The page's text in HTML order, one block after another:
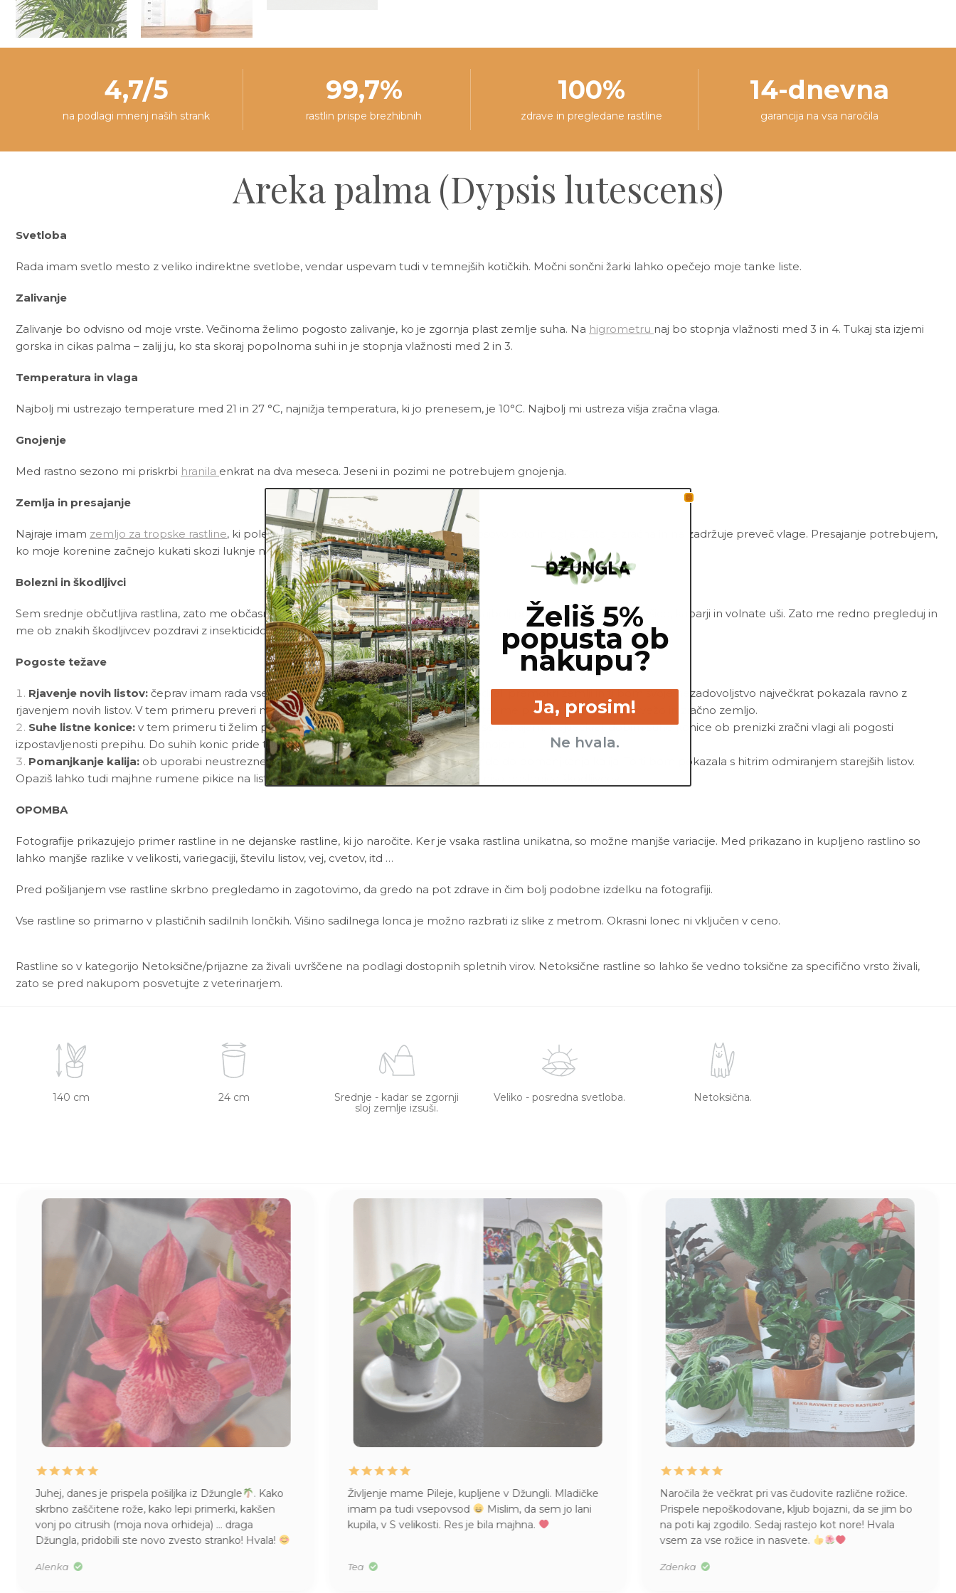
4,7/5
na podlagi mnenj naših strank
99,7%
rastlin prispe brezhibnih
100%
zdrave in pregledane rastline
14-dnevna
garancija na vsa naročila
Areka palma (Dypsis lutescens)
Svetloba
Rada imam svetlo mesto z veliko indirektne svetlobe, vendar uspevam tudi v temnejših kotičkih. Močni sončni žarki lahko opečejo moje tanke liste.
Zalivanje
Zalivanje bo odvisno od moje vrste. Večinoma želimo pogosto zalivanje, ko je zgornja plast zemlje suha. Na higrometru naj bo stopnja vlažnosti med 3 in 4. Tukaj sta izjemi
gorska in cikas palma – zalij ju, ko sta skoraj popolnoma suhi in je stopnja vlažnosti med 2 in 3.
Temperatura in vlaga
Najbolj mi ustrezajo temperature med 21 in 27 °C, najnižja temperatura, ki jo prenesem, je 10°C. Najbolj mi ustreza višja zračna vlaga.
Gnojenje
Med rastno sezono mi priskrbi hranila enkrat na dva meseca. Jeseni in pozimi ne potrebujem gnojenja.
Zemlja in presajanje
Najraje imam zemljo za tropske rastline, ki poleg črne šote vsebuje še perlit, lubje, kokosovo šoto in oglje. Zato je zračna in ne zadržuje preveč vlage. Presajanje potrebujem,
ko moje korenine začnejo kukati skozi luknje na dnu lonca.
Bolezni in škodljivci
Sem srednje občutljiva rastlina, zato me občasno lahko napadejo bolezni in škodljivci. Najbolj pogosto me napadejo pršice, kaparji in volnate uši. Zato me redno pregleduj in
me ob znakih škodljivcev pozdravi z insekticidom ali mešanicoNeem tonikain vode.
Pogoste težave
Rjavenje novih listov: čeprav imam rada vseskozi vlažno zemljo, ne maram stati v vodi ali premokri zemlji in ti bom svoje nezadovoljstvo največkrat pokazala ravno z
rjavenjem novih listov. V tem primeru preveri moje korenine in poreži vse nagnite dele ter me presadi v popolnima svežo in zračno zemljo.
Suhe listne konice: v tem primeru ti želim povedati, da mi ne odgovarja mesto, kjer se nahajam. Največkrat dobim suhe konice ob prenizki zračni vlagi ali pogosti
izpostavljenosti prepihu. Do suhih konic pride tudi pri prekomernem ali neustreznem gnojenju.
Pomanjkanje kalija: ob uporabi neustreznega gnojila ali odsotnosti gnojenja hitro pride do pomanjkanja kalija. To ti bom pokazala s hitrim odmiranjem starejših listov.
Opaziš lahko tudi majhne rumene pikice na listih, vendar se vedno najprej prepričaj, da niso posledica škodljivcev.
OPOMBA
Fotografije prikazujejo primer rastline in ne dejanske rastline, ki jo naročite. Ker je vsaka rastlina unikatna, so možne manjše variacije. Med prikazano in kupljeno rastlino so
lahko manjše razlike v velikosti, variegaciji, številu listov, vej, cvetov, itd …
Pred pošiljanjem vse rastline skrbno pregledamo in zagotovimo, da gredo na pot zdrave in čim bolj podobne izdelku na fotografiji.
Vse rastline so primarno v plastičnih sadilnih lončkih. Višino sadilnega lonca je možno razbrati iz slike z metrom. Okrasni lonec ni vključen v ceno.
Rastline so v kategorijo Netoksične/prijazne za živali uvrščene na podlagi dostopnih spletnih virov. Netoksične rastline so lahko še vedno toksične za specifično vrsto živali,
zato se pred nakupom posvetujte z veterinarjem.
140 cm 24 cm
Srednje - kadar se zgornji
sloj zemlje izsuši.
Veliko - posredna svetloba. Netoksična.
. Kako
kakšen
… draga
Hvala!
Življenje mame Pileje, kupljene v Džungli. Mladičke
imam pa tudi vsepovsod
Mislim, da sem jo lani
kupila, v S velikosti. Res je bila majhna.
Naročila že večkrat pri vas čudovite različne rožice.
Prispele nepoškodovane, kljub bojazni, da se jim bo
na poti kaj zgodilo. Sedaj rastejo kot nore! Hvala
Zelo zadovoljna z vašim veseljem do
do strank ter skrbjo, ki jo vlagate v
pokaže, ko rastlino prejmeš na dom, v
naprej uspeva.
Želiš 5%
popusta ob
nakupu?
Ja, prosim!
Ne hvala.